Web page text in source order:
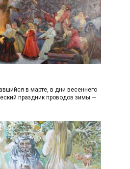
в марте, в дни весеннего
праздник проводов зимы —